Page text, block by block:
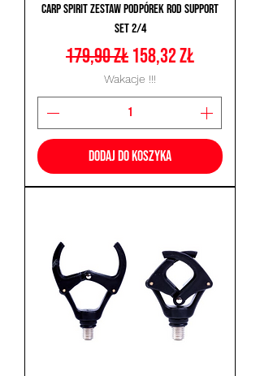
Carp Spirit Zestaw Podpórek Rod Support
Set 2/4
Regularna cena
179,90 złCena rabatowa
158,32 zł
Wakacje !!!
Dodaj do koszyka